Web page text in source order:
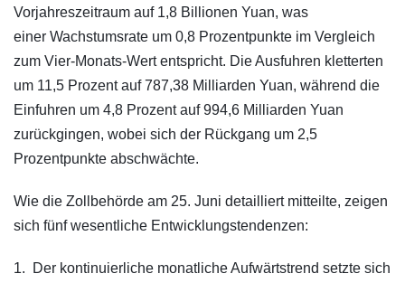
Vorjahreszeitraum auf 1,8 Billionen Yuan, was
einer Wachstumsrate um 0,8 Prozentpunkte im Vergleich
zum Vier-Monats-Wert entspricht. Die Ausfuhren kletterten
um 11,5 Prozent auf 787,38 Milliarden Yuan, während die
Einfuhren um 4,8 Prozent auf 994,6 Milliarden Yuan
zurückgingen, wobei sich der Rückgang um 2,5
Prozentpunkte abschwächte.
Wie die Zollbehörde am 25. Juni detailliert mitteilte, zeigen
sich fünf wesentliche Entwicklungstendenzen:
1. Der kontinuierliche monatliche Aufwärtstrend setzte sich